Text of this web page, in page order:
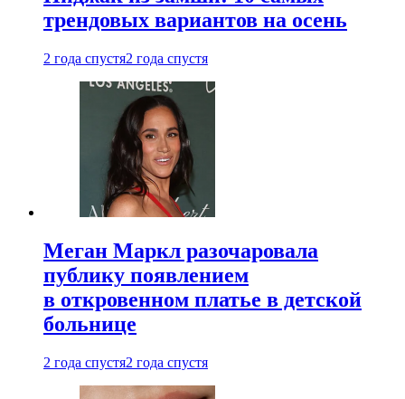
трендовых вариантов на осень
2 года спустя2 года спустя
Меган Маркл разочаровала
публику появлением
в откровенном платье в детской
больнице
2 года спустя2 года спустя